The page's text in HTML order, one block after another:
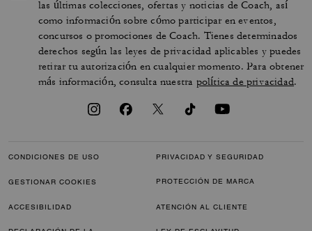
las últimas colecciones, ofertas y noticias de Coach, así
como información sobre cómo participar en eventos,
concursos o promociones de Coach. Tienes determinados
derechos según las leyes de privacidad aplicables y puedes
retirar tu autorización en cualquier momento. Para obtener
más información, consulta nuestra política de privacidad.
CONDICIONES DE USO PRIVACIDAD Y SEGURIDAD
GESTIONAR COOKIES PROTECCIÓN DE MARCA
ACCESIBILIDAD ATENCIÓN AL CLIENTE